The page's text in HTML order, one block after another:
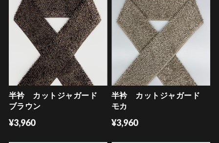
半衿 カットジャガード
ブラウン
¥3,960
半衿 カットジャガード
モカ
¥3,960